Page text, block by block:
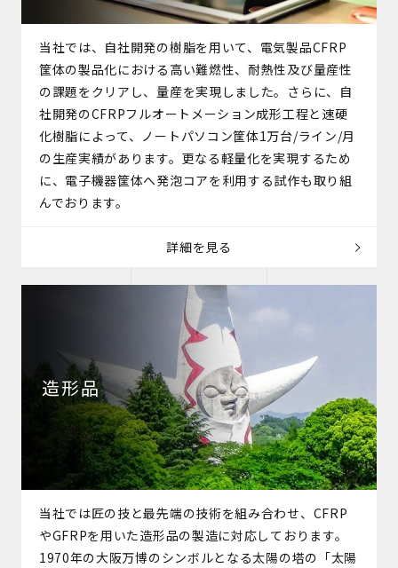
当社では、自社開発の樹脂を用いて、電気製品CFRP
筐体の製品化における高い難燃性、耐熱性及び量産性
の課題をクリアし、量産を実現しました。さらに、自
社開発のCFRPフルオートメーション成形工程と速硬
化樹脂によって、ノートパソコン筐体1万台/ライン/月
の生産実績があります。更なる軽量化を実現するため
に、電子機器筐体へ発泡コアを利用する試作も取り組
んでおります。
詳細を見る
造形品
当社では匠の技と最先端の技術を組み合わせ、CFRP
やGFRPを用いた造形品の製造に対応しております。
1970年の大阪万博のシンボルとなる太陽の塔の「太陽